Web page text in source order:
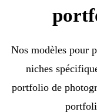
Nos modèles pour
niches
portfolio de